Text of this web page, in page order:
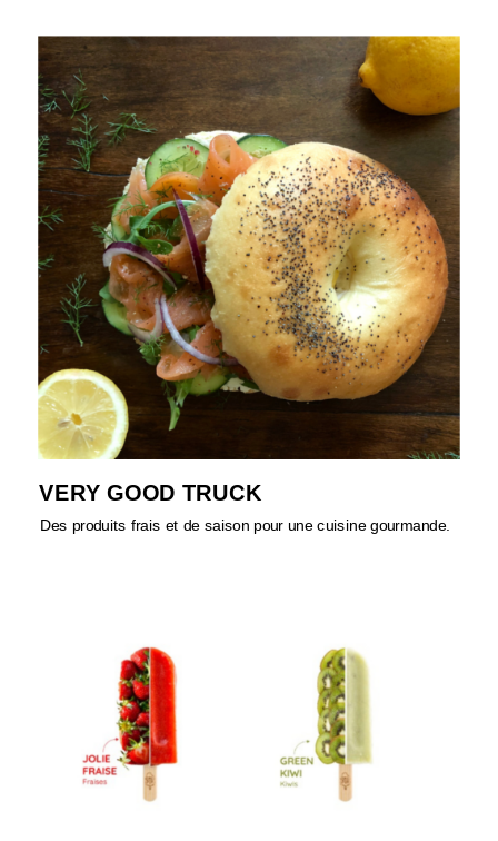
VERY GOOD TRUCK
Des produits frais et de saison pour une cuisine gourmande.